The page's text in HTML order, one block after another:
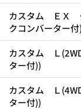
カスタム ＥＸ
クコンバーター
カスタム Ｌ
ター付))
カスタム Ｌ
ター付))